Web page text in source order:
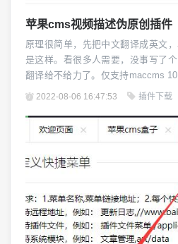
苹果cms视频描述伪原创插件
原理很简单，先把中文翻译成英文
是这样。看很多人需要，没事写了
翻译给不给力了。仅支持maccms
在最新版测试成功使用方法：解压到
2022-08-06 16:47:53 插件下载